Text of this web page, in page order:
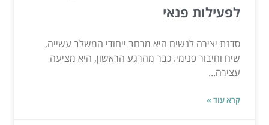
לפעילות פנאי
סדנת יצירה לנשים היא מרחב ייחודי המשלב עשייה,
שיח וחיבור פנימי. כבר מהרגע הראשון, היא מציעה
עצירה...
קרא עוד »